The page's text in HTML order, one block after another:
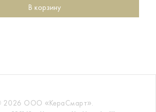
В корзину
2026 ООО «КераСмарт».